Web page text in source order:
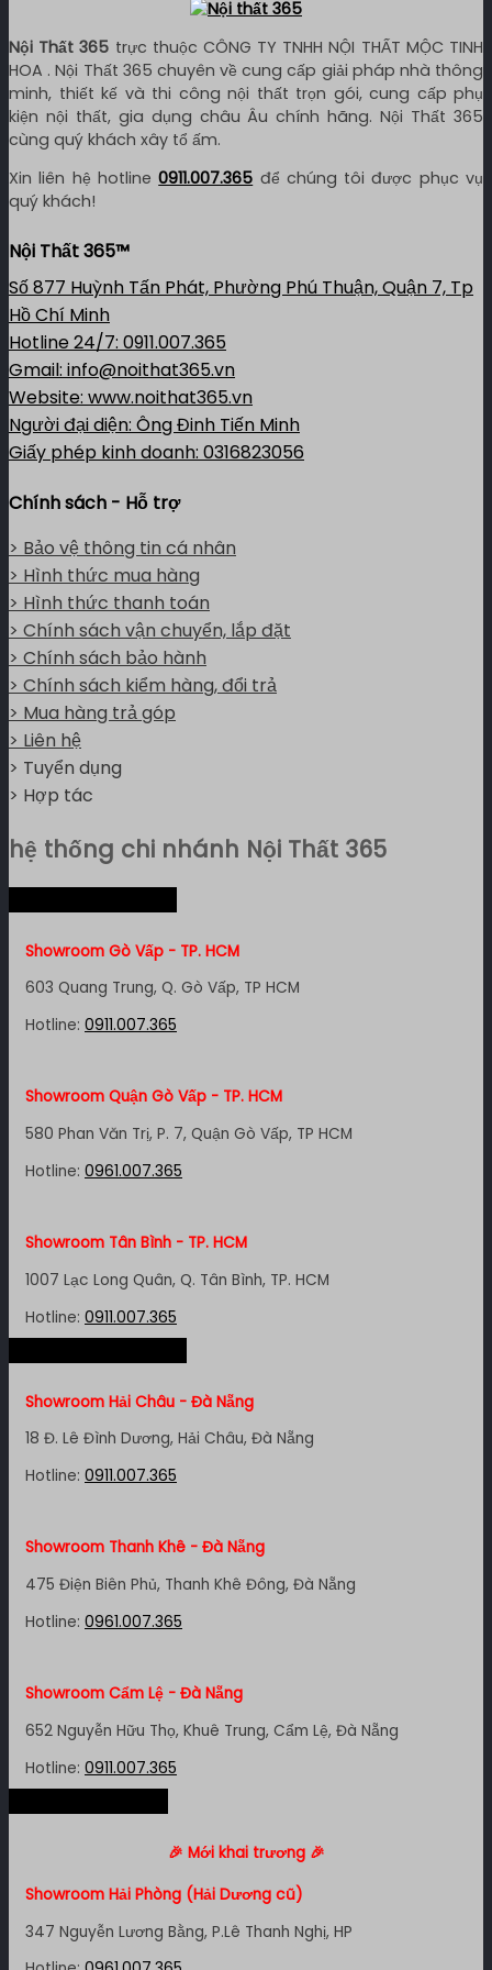
Nội Thất 365 trực thuộc CÔNG TY TNHH NỘI THẤT MỘC TINH
HOA . Nội Thất 365 chuyên về cung cấp giải pháp nhà thông
minh, thiết kế và thi công nội thất trọn gói, cung cấp phụ
kiện nội thất, gia dụng châu Âu chính hãng. Nội Thất 365
cùng quý khách xây tổ ấm.
Xin liên hệ hotline0911.007.365 để chúng tôi được phục vụ
quý khách!
Nội Thất 365™
Số 877 Huỳnh Tấn Phát, Phường Phú Thuận, Quận 7, Tp
Hồ Chí Minh
Hotline 24/7: 0911.007.365
Gmail: info@noithat365.vn
Website: www.noithat365.vn
Người đại diện: Ông Đinh Tiến Minh
Giấy phép kinh doanh: 0316823056
Chính sách - Hỗ trợ
> Bảo vệ thông tin cá nhân
> Hình thức mua hàng
> Hình thức thanh toán
> Chính sách vận chuyển, lắp đặt
> Chính sách bảo hành
> Chính sách kiểm hàng, đổi trả
> Mua hàng trả góp
> Liên hệ
> Tuyển dụng
> Hợp tác
hệ thống chi nhánh Nội Thất 365
Showroom Gò Vấp - TP. HCM
603 Quang Trung, Q. Gò Vấp, TP HCM
Hotline: 0911.007.365
Showroom Quận Gò Vấp - TP. HCM
580 Phan Văn Trị, P. 7, Quận Gò Vấp, TP HCM
Hotline: 0961.007.365
Showroom Tân Bình - TP. HCM
1007 Lạc Long Quân, Q. Tân Bình, TP. HCM
Hotline: 0911.007.365
Showroom Quận 4 - TP. HCM
Showroom Quận 11 - TP. HCM
Showroom Quận 7 - TP. HCM
1448 Huỳnh Tấn Phát, Phú Thuận, Quận 7, TP HCM
348 Đ. Bạch Đằng, P. 14, Bình Thạnh, TP HCM
Hotline:0911.007.365
Showroom Hải Châu - Đà Nẵng
18 Đ. Lê Đình Dương, Hải Châu, Đà Nẵng
Hotline: 0911.007.365
Showroom Thanh Khê - Đà Nẵng
475 Điện Biên Phủ, Thanh Khê Đông, Đà Nẵng
Hotline: 0961.007.365
Showroom Cẩm Lệ - Đà Nẵng
652 Nguyễn Hữu Thọ, Khuê Trung, Cẩm Lệ, Đà Nẵng
Hotline: 0911.007.365
Showroom Nha Trang - Khánh Hòa
🎉 Mới khai trương 🎉
Showroom Hải Phòng (Hải Dương cũ)
347 Nguyễn Lương Bằng, P.Lê Thanh Nghị, HP